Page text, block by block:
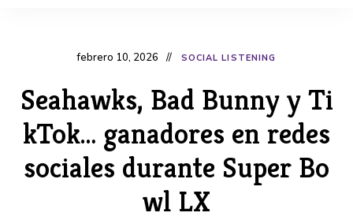
febrero 10, 2026 SOCIAL LISTENING
Seahawks, Bad Bunny y Ti
kTok… ganadores en redes
sociales durante Super Bo
wl LX